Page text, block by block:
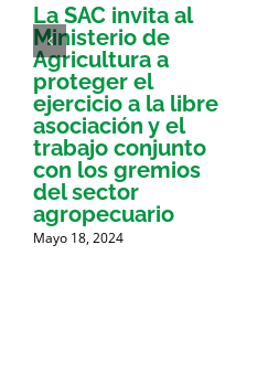
La SAC invita al
Ministerio de
Agricultura a
proteger el
ejercicio a la libre
asociación y el
trabajo conjunto
con los gremios
del sector
agropecuario
Mayo 18, 2024